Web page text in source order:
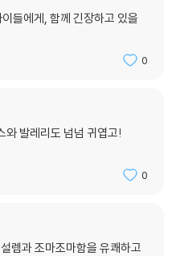
들에게, 함께 긴장하고 있을
0
와 발레리도 넘넘 귀엽고!
0
렘과 조마조마함을 유쾌하고